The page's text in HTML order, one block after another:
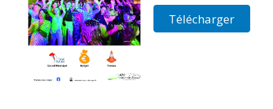
Télécharger